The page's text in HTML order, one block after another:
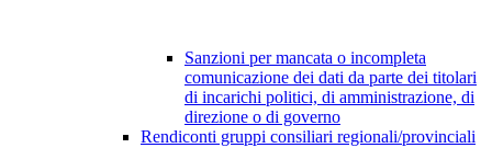
Sanzioni per mancata o incompleta
comunicazione dei dati da parte dei titolari
di incarichi politici, di amministrazione, di
direzione o di governo
Rendiconti gruppi consiliari regionali/provinciali